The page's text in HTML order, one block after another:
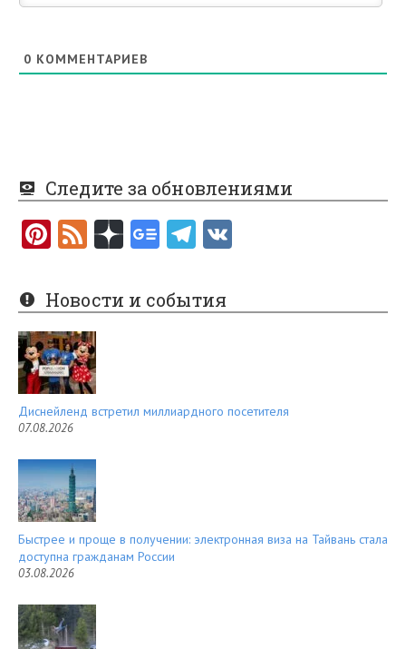
0 КОММЕНТАРИЕВ
Следите за обновлениями
Pi
er
es
t
F
e
d
Новости и события
Диснейленд встретил миллиардного посетителя
07.08.2026
Быстрее и проще в получении: электронная виза на Тайвань стала
доступна гражданам России
03.08.2026